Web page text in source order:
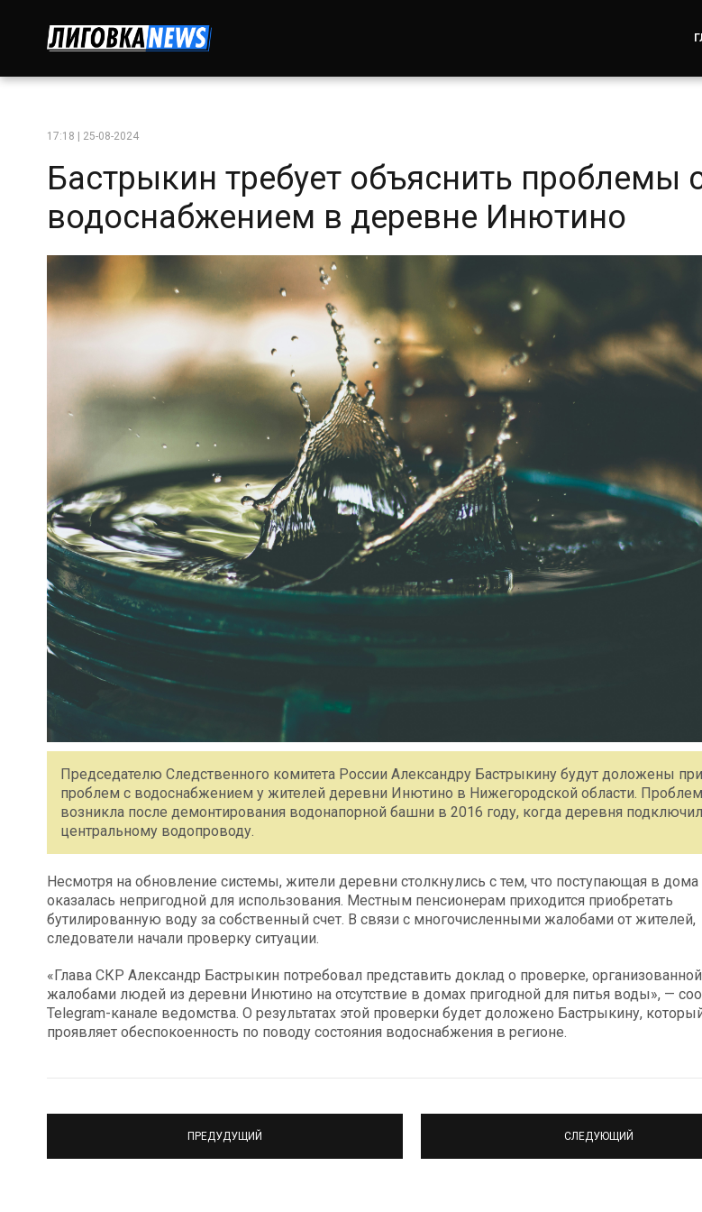
17:18 | 25-08-2024
Бастрыкин требует объяснить проблемы
водоснабжением в деревне Инютино
Председателю Следственного комитета России Александру Бастрыкину будут доложены
проблем с водоснабжением у жителей деревни Инютино в Нижегородской области.
возникла после демонтирования водонапорной башни в 2016 году, когда деревня
центральному водопроводу.
Несмотря на обновление системы, жители деревни столкнулись с тем, что поступающая в дома
оказалась непригодной для использования. Местным пенсионерам приходится приобретать
бутилированную воду за собственный счет. В связи с многочисленными жалобами от жителей,
следователи начали проверку ситуации.
«Глава СКР Александр Бастрыкин потребовал представить доклад о проверке,
жалобами людей из деревни Инютино на отсутствие в домах пригодной для питья воды», —
Telegram-канале ведомства. О результатах этой проверки будет доложено Бастрыкину,
проявляет обеспокоенность по поводу состояния водоснабжения в регионе.
ПРЕДУДУЩИЙ СЛЕДУЮЩИЙ